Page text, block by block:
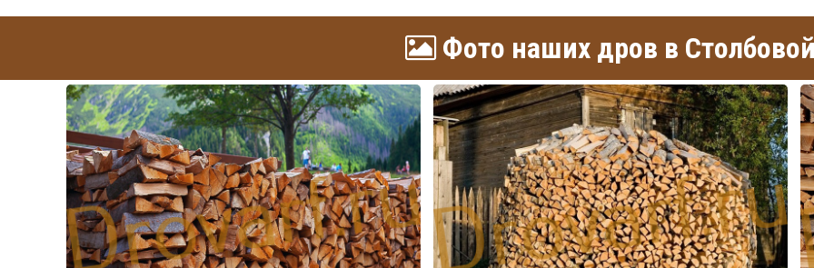
Фото наших дров в